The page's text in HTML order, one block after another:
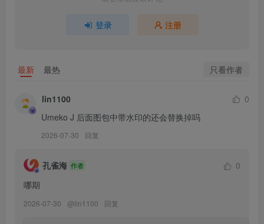
Umeko J – NO.210 Marin Ocean Muse[101P-12V-2.2G]
Umeko J – NO.209 Marin Kitagawa Set3[106P-12V-2.15G]
[6.22]
Umeko J – NO.208 Maki Zenin JJK[100P-7V-1.36G]
Umeko J – NO.207 Yuta One Punch Man[69P-4V-909.4M]
[5.7]
Umeko J – NO.206 Ryuko Matoi Kamui Senketsu Kill la Kill[91P-
登录 注册
最新 最热 只看作者
lin1100
0
Umeko J 后面图包中带水印的还会替换掉吗
2026-07-30 回复
孔雀海 作者
0
哪期
2026-07-30 @lin1100 回复